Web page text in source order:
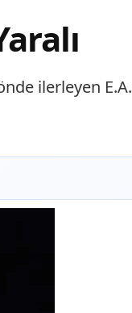
ilerleyen